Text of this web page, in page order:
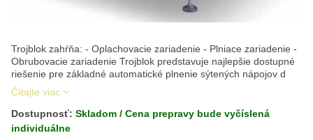
Trojblok zahŕňa: - Oplachovacie zariadenie - Plniace zariadenie -
Obrubovacie zariadenie Trojblok predstavuje najlepšie dostupné
riešenie pre základné automatické plnenie sýtených nápojov d
Čítajte viac
Dostupnosť: Skladom / Cena prepravy bude vyčíslená
individuálne